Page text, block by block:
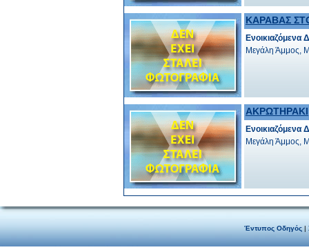
ΚΑΡΑΒΑΣ
Ενοικιαζόμενα
Μεγάλη Άμμος,
ΑΚΡΩΤΗΡΑΚΙ
Ενοικιαζόμενα
Μεγάλη Άμμος,
Έντυπος Οδηγός|